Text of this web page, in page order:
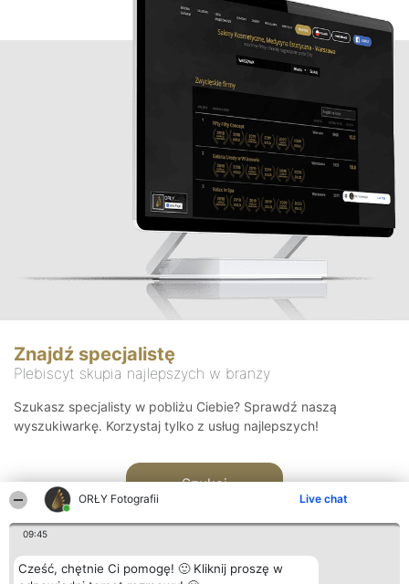
ORŁY Fotografii Live chat
09:45
Cześć, chętnie Ci pomogę! 🙂 Kliknij proszę w
Znajdź specjalistę
Plebiscyt skupia najlepszych w branży
Szukasz specjalisty w pobliżu Ciebie? Sprawdź naszą
wyszukiwarkę. Korzystaj tylko z usług najlepszych!
Szukaj